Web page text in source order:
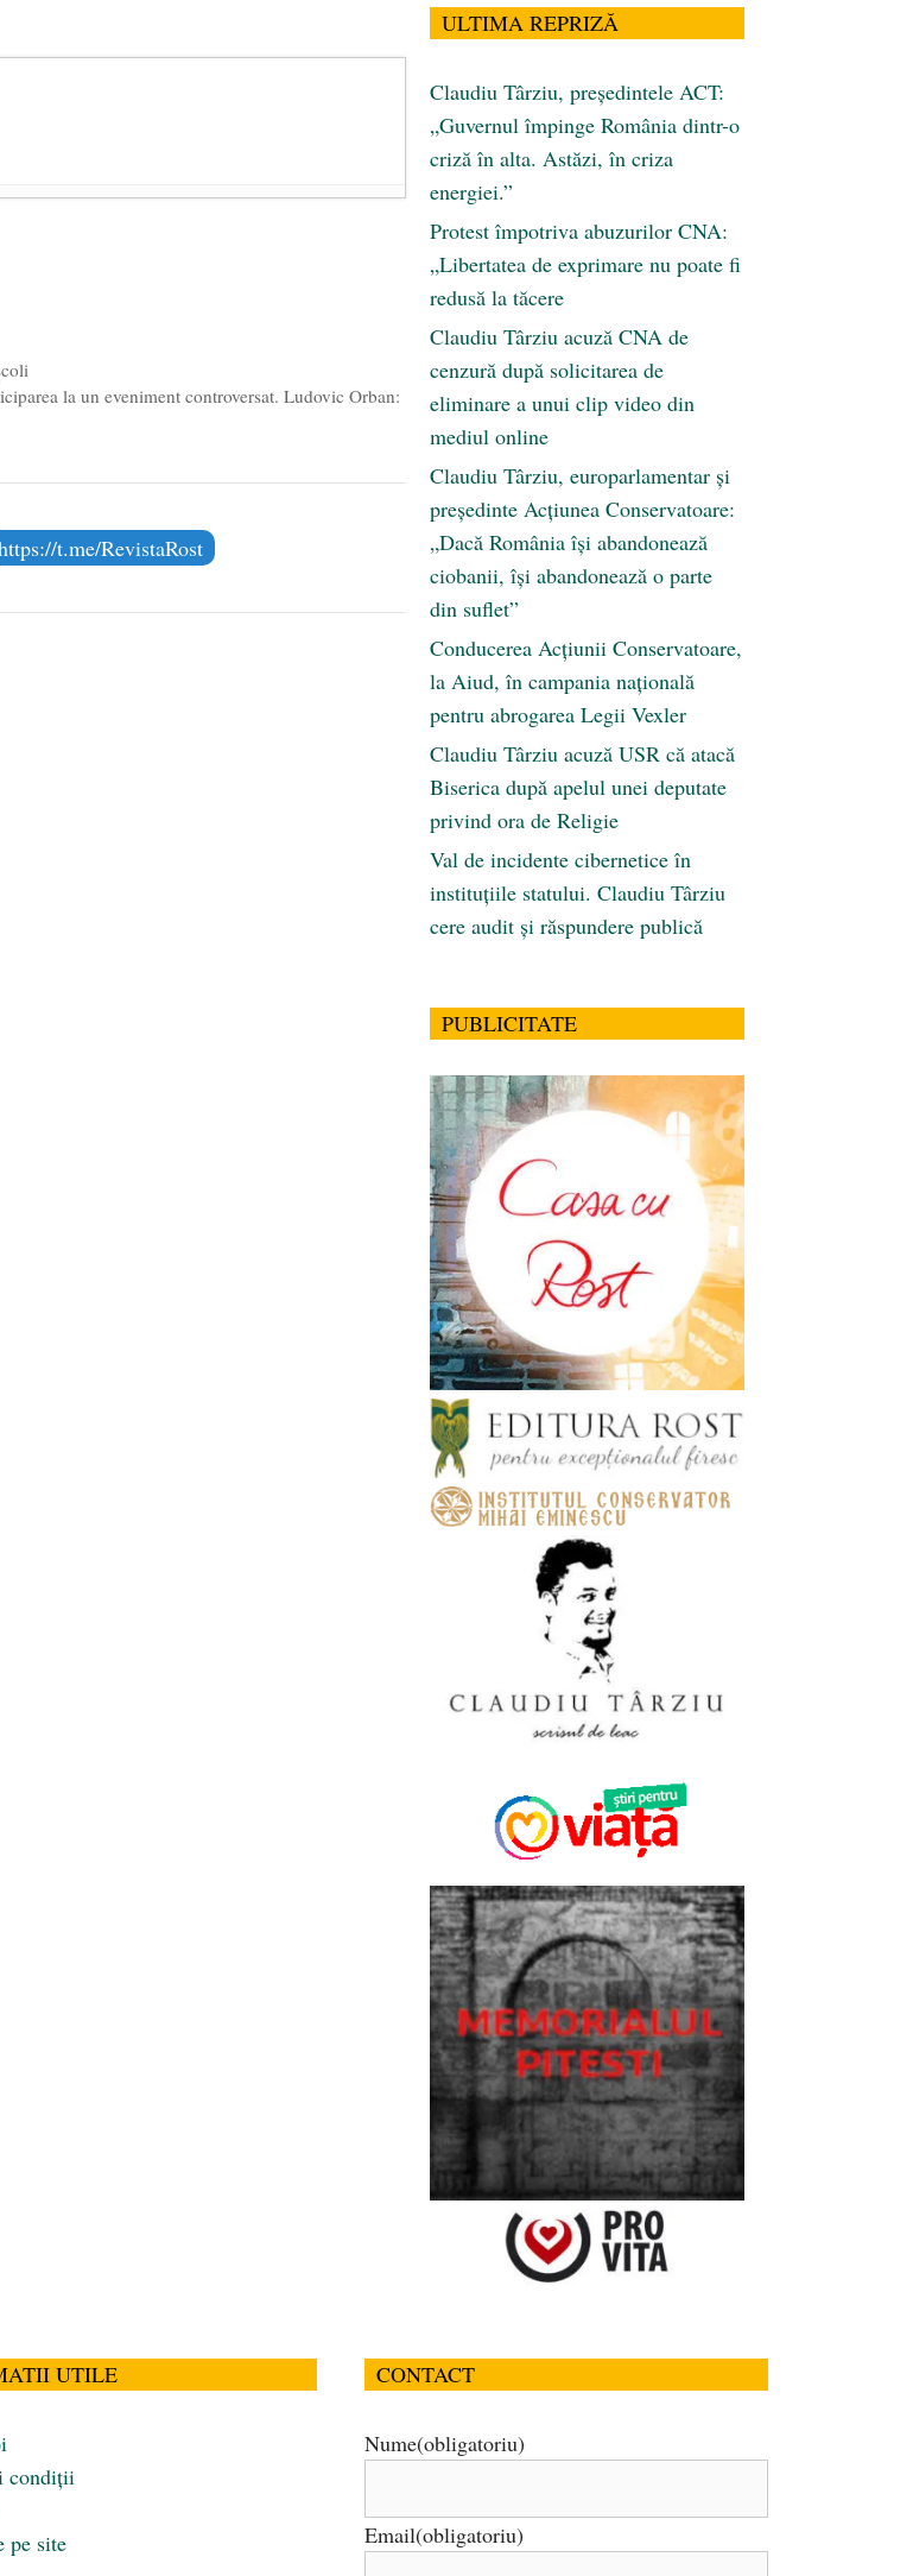
Volodymyr Zelensky
Goga, înlăturat din Iași
la un eveniment controversat. Ludovic Orban:
t.me/RevistaRost
ULTIMA REPRIZĂ
Claudiu Târziu, președintele ACT:
„Guvernul împinge România dintr-o
criză în alta. Astăzi, în criza
energiei.”
Protest împotriva abuzurilor CNA:
„Libertatea de exprimare nu poate fi
redusă la tăcere
Claudiu Târziu acuză CNA de
cenzură după solicitarea de
eliminare a unui clip video din
mediul online
Claudiu Târziu, europarlamentar și
președinte Acțiunea Conservatoare:
„Dacă România își abandonează
ciobanii, își abandonează o parte
din suflet”
Conducerea Acțiunii Conservatoare,
la Aiud, în campania națională
pentru abrogarea Legii Vexler
Claudiu Târziu acuză USR că atacă
Biserica după apelul unei deputate
privind ora de Religie
Val de incidente cibernetice în
instituțiile statului. Claudiu Târziu
cere audit și răspundere publică
PUBLICITATE
UTILE
condiții
pe site
CONTACT
Nume(obligatoriu)
Email(obligatoriu)